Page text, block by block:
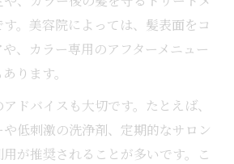
。美容院によっては、髪表面をコ
、カラー専用のアフターメニュー
ります。
ドバイスも大切です。たとえば、
低刺激の洗浄剤、定期的なサロン
用が推奨されることが多いです。こ